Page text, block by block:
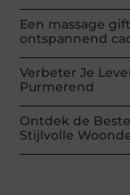
Een massage
ontspannend
Verbeter Je
Purmerend
Ontdek de
Stijlvolle